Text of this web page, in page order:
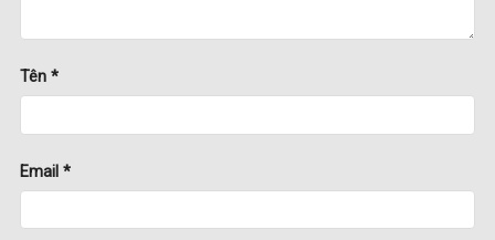
Tên *
Email *